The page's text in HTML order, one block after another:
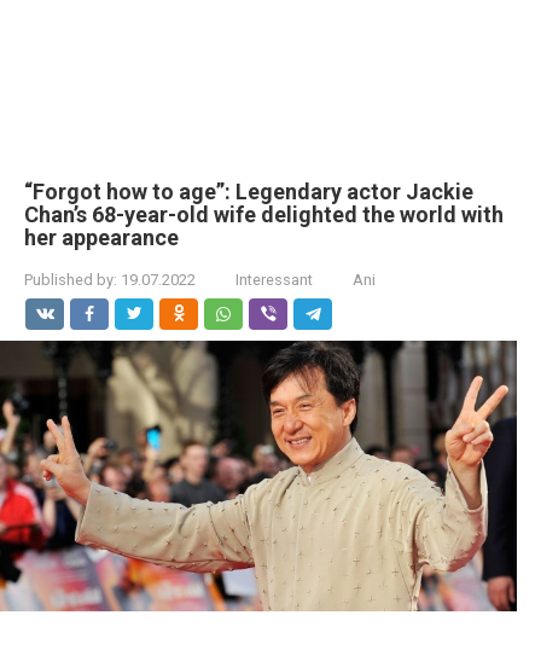
“Forgot how to age”: Legendary actor Jackie
Chan’s 68-year-old wife delighted the world with
her appearance
Published by: 19.07.2022 Interessant Ani